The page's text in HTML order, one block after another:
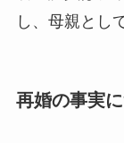
し、母親とし
再婚の事実